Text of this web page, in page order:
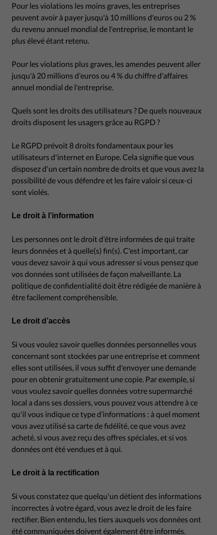
Pour les violations les moins graves, les entreprises
peuvent avoir à payer jusqu'à 10 millions d'euros ou 2 %
du revenu annuel mondial de l'entreprise, le montant le
plus élevé étant retenu.
Pour les violations plus graves, les amendes peuvent aller
jusqu'à 20 millions d'euros ou 4 % du chiffre d'affaires
annuel mondial de l'entreprise.
Quels sont les droits des utilisateurs ? De quels nouveaux
droits disposent les usagers grâce au RGPD ?
Le RGPD prévoit 8 droits fondamentaux pour les
utilisateurs d'internet en Europe. Cela signifie que vous
disposez d'un certain nombre de droits et que vous avez la
possibilité de vous défendre et les faire valoir si ceux-ci
sont violés.
Le droit à l’information
Les personnes ont le droit d'être informées de qui traite
leurs données et à quelle(s) fin(s). C'est important, car
vous devez savoir à qui vous adresser si vous pensez que
vos données sont utilisées de façon malveillante. La
politique de confidentialité doit être rédigée de manière à
être facilement compréhensible.
Le droit d’accès
Si vous voulez savoir quelles données personnelles vous
concernant sont stockées par une entreprise et comment
elles sont utilisées, il vous suffit d'envoyer une demande
pour en obtenir gratuitement une copie. Par exemple, si
vous voulez savoir quelles données votre supermarché
local a dans ses dossiers, vous pouvez vous attendre à ce
qu'il vous indique ce type d’informations : à quel moment
vous avez utilisé sa carte de fidélité, ce que vous avez
acheté, si vous avez reçu des offres spéciales, et si vos
données ont été vendues et à qui.
Le droit à la rectification
Si vous constatez que quelqu'un détient des informations
incorrectes à votre égard, vous avez le droit de les faire
rectifier. Bien entendu, les tiers auxquels vos données ont
été communiquées doivent également être informés.